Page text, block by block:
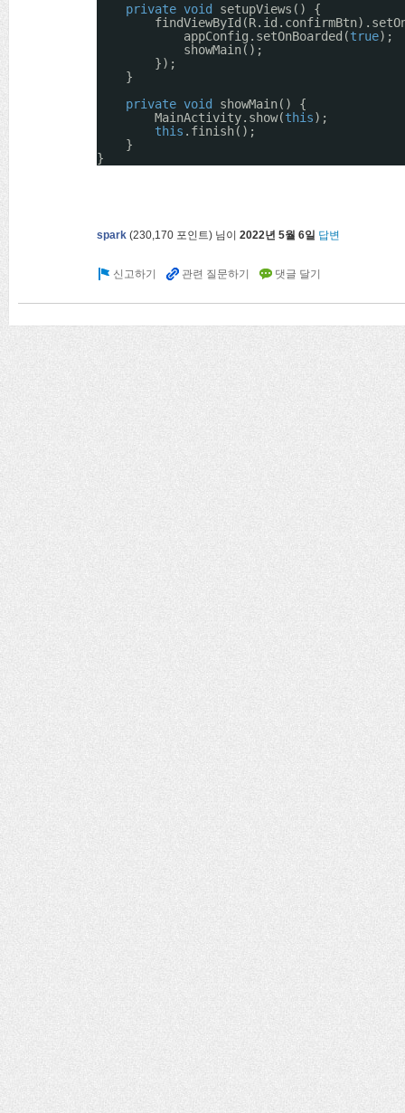
private void
setupViews() {
appConfig.setOnBoarded(true);
showMain();
});
}
private void
showMain() {
MainActivity.show(this);
this .finish();
}
}
spark (230,170 포인트) 님이 2022년 5월 6일 답변